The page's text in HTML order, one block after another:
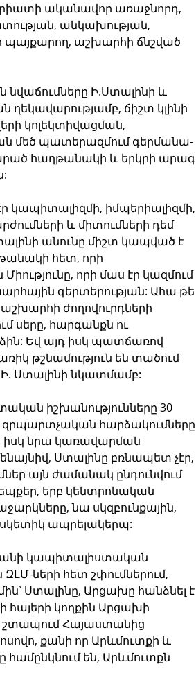
ականավոր առաջնորդ,
անկախության,
պայքարող, աշխարհի ճնշված
Ի.Ստալինի և
ղեկավարությամբ, ճիշտ կլինի
կոլեկտիվացման,
մեծ պատերազմում գերմանա-
հաղթանակի և երկրի արագ
կապիտալիզմի, իմպերիալիզմի,
և միտումների դեմ
անունը միշտ կապված է
հետ, որի
որի մաս էր կազմում
գերտերության: Ահա թե
ժողովուրդների
սերը, հարգանքն ու
Եվ այդ իսկ պատճառով
թշնամություն են տածում
Ստալինի նկատմամբ:
իշխանությունները 30
զրպարտչական հարձակումները
իսկ նրա կառավարման
Ստալինը բռնապետ չէր,
այն ժամանակ ընդունվում
երբ կենտրոնական
նա սկզբունքային,
ապրելակերպ:
կապիտալիստական
ների հետ շփումներում,
Ստալինը, Արցախը հանձնել է
հայերի կողքին Արցախի
շտապում Հայաստանից
քանի որ Արևմուտքի և
են, Արևմուտքն